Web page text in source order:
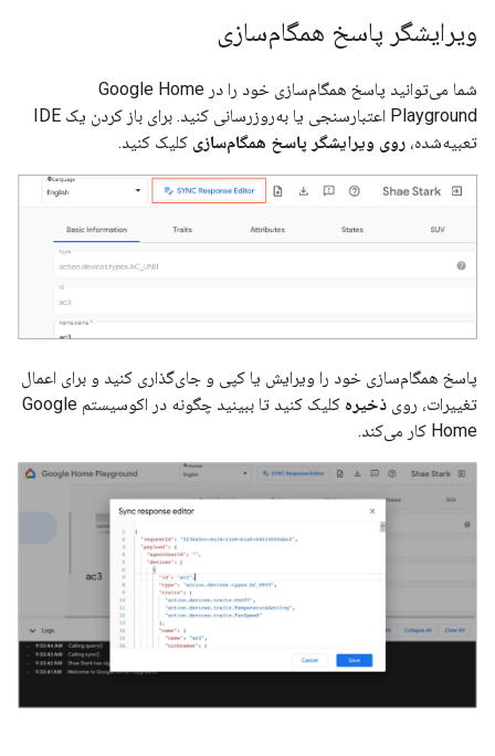
ویرایشگر پاسخ همگام‌سازی
شما می‌توانید پاسخ همگام‌سازی خود را در Google Home
Playground
اعتبارسنجی یا به‌روزرسانی کنید. برای باز کردن یک IDE
تعبیه‌شده، روی ویرایشگر پاسخ همگام‌سازی کلیک کنید.
پاسخ همگام‌سازی خود را ویرایش یا کپی و جای‌گذاری کنید و برای اعمال
تغییرات، روی ذخیره
کلیک کنید تا ببینید چگونه در اکوسیستم Google
Home کار می‌کند.